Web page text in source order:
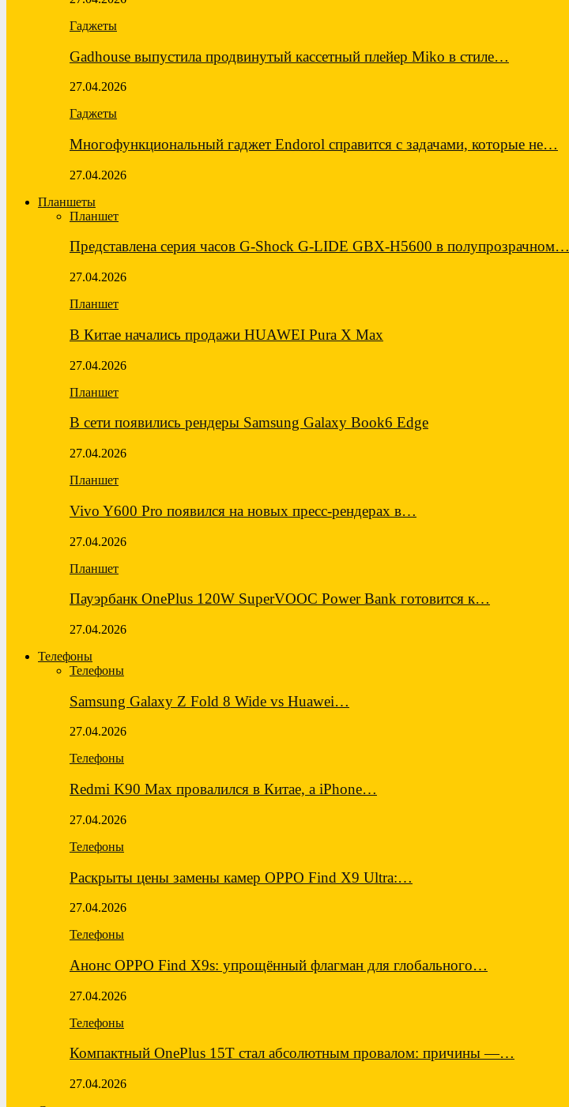
Гаджеты
Gadhouse выпустила продвинутый кассетный плейер Miko в стиле…
27.04.2026
Гаджеты
Многофункциональный гаджет Endorol справится с задачами, которые не…
27.04.2026
Планшеты
Планшет
Представлена серия часов G-Shock G-LIDE GBX-H5600 в полупрозрачном…
27.04.2026
Планшет
В Китае начались продажи HUAWEI Pura X Max
27.04.2026
Планшет
В сети появились рендеры Samsung Galaxy Book6 Edge
27.04.2026
Планшет
Vivo Y600 Pro появился на новых пресс-рендерах в…
27.04.2026
Планшет
Пауэрбанк OnePlus 120W SuperVOOC Power Bank готовится к…
27.04.2026
Телефоны
Телефоны
Samsung Galaxy Z Fold 8 Wide vs Huawei…
27.04.2026
Телефоны
Redmi K90 Max провалился в Китае, а iPhone…
27.04.2026
Телефоны
Раскрыты цены замены камер OPPO Find X9 Ultra:…
27.04.2026
Телефоны
Анонс OPPO Find X9s: упрощённый флагман для глобального…
27.04.2026
Телефоны
Компактный OnePlus 15T стал абсолютным провалом: причины —…
27.04.2026